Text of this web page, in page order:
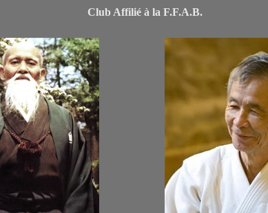
à la F.F.A.B.